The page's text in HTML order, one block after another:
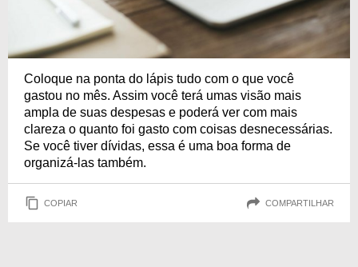
Coloque na ponta do lápis tudo com o que você
gastou no mês. Assim você terá umas visão mais
ampla de suas despesas e poderá ver com mais
clareza o quanto foi gasto com coisas desnecessárias.
Se você tiver dívidas, essa é uma boa forma de
organizá-las também.
COPIAR COMPARTILHAR